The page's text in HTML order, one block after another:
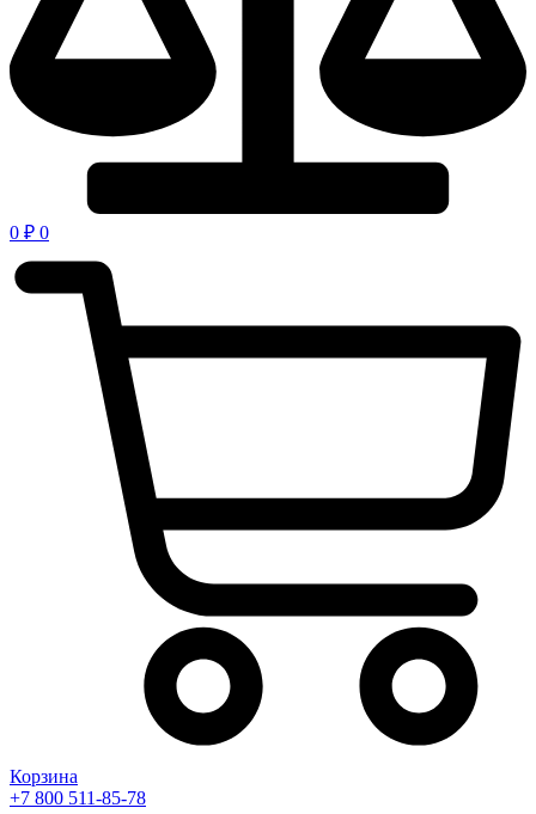
0 ₽ 0
Корзина
+7 800 511-85-78